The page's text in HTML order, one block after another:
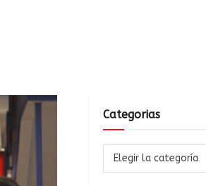
Categorias
Elegir la categoría